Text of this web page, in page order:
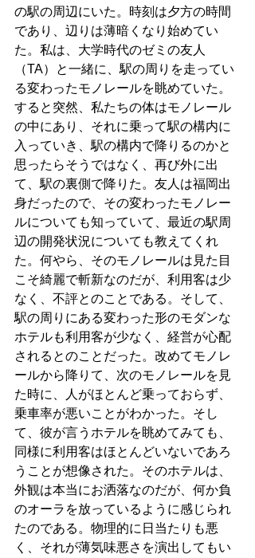
の駅の周辺にいた。時刻は夕方の時間
であり、辺りは薄暗くなり始めてい
た。私は、大学時代のゼミの友人
（TA）と一緒に、駅の周りを走ってい
る変わったモノレールを眺めていた。
すると突然、私たちの体はモノレール
の中にあり、それに乗って駅の構内に
入っていき、駅の構内で降りるのかと
思ったらそうではなく、再び外に出
て、駅の裏側で降りた。友人は福岡出
身だったので、その変わったモノレー
ルについても知っていて、最近の駅周
辺の開発状況についても教えてくれ
た。何やら、そのモノレールは見た目
こそ綺麗で斬新なのだが、利用客は少
なく、不評とのことである。そして、
駅の周りにある変わった形のモダンな
ホテルも利用客が少なく、経営が心配
されるとのことだった。改めてモノレ
ールから降りて、次のモノレールを見
た時に、人がほとんど乗っておらず、
乗車率が悪いことがわかった。そし
て、彼が言うホテルを眺めてみても、
同様に利用客はほとんどいないであろ
うことが想像された。そのホテルは、
外観は本当にお洒落なのだが、何か負
のオーラを放っているように感じられ
たのである。物理的に日当たりも悪
く、それが薄気味悪さを演出してもい